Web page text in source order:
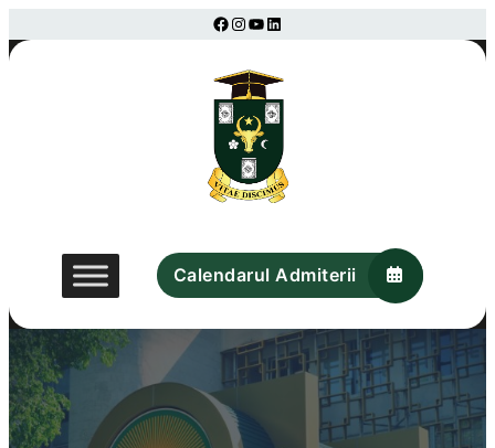
la
Facebook
Instagram
YouTube
LinkedIn
Calendarul Admiterii